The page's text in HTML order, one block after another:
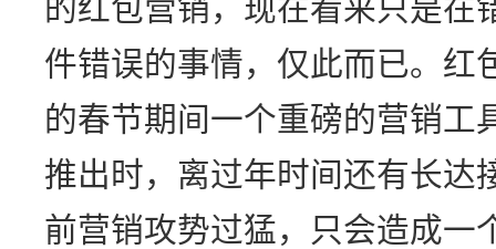
的红包营销，现在看来只是在
件错误的事情，仅此而已。红
的春节期间一个重磅的营销工
推出时，离过年时间还有长达
前营销攻势过猛，只会造成一